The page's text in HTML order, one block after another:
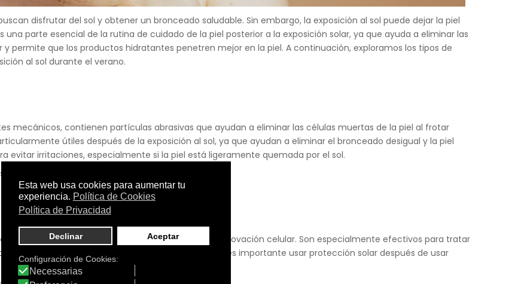
disfrutar del sol y obtener un bronceado saludable. Sin embargo, la exposición al sol puede dejar la piel
una parte esencial de la rutina de cuidado de la piel posterior a la exposición solar, ya que ayuda a eliminar las
permite que los productos hidratantes penetren mejor en la piel. A continuación, exploramos los tipos de
al sol durante el verano.
mecánicos, contienen partículas abrasivas que ayudan a eliminar las células muertas de la piel al frotar
útiles después de la exposición al sol, ya que ayudan a eliminar el bronceado desigual y la piel
evitar irritaciones, especialmente si la piel está ligeramente quemada por el sol.
de nuez triturada, semillas de frutas.
para disolver las células muertas y promover la renovación celular. Son especialmente efectivos para tratar
pueden aumentar la sensibilidad al sol, por lo que es importante usar protección solar después de usar